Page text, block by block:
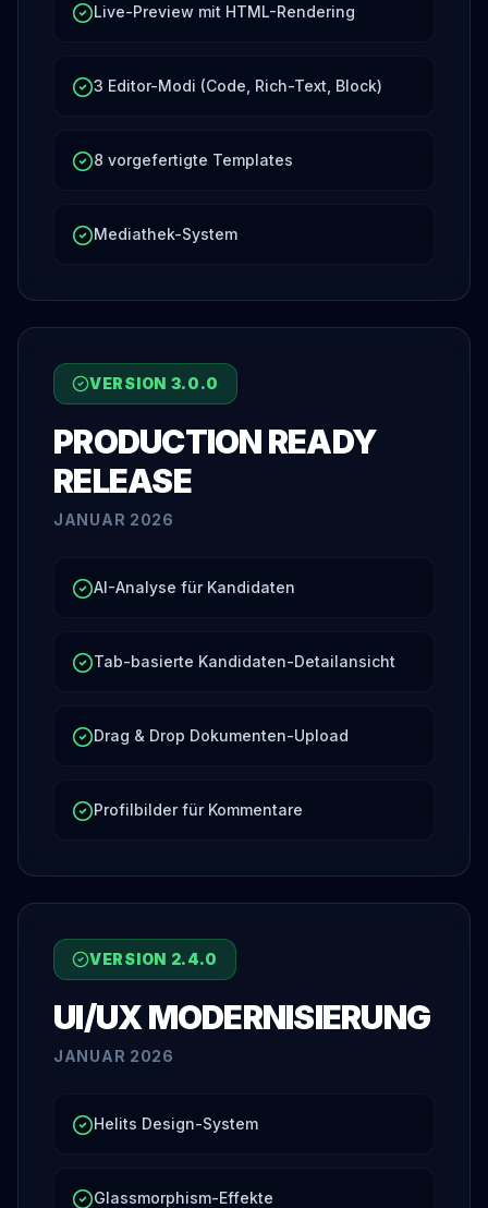
Live-Preview mit HTML-Rendering
3 Editor-Modi (Code, Rich-Text, Block)
8 vorgefertigte Templates
Mediathek-System
VERSION 3.0.0
PRODUCTION READY
RELEASE
JANUAR 2026
AI-Analyse für Kandidaten
Tab-basierte Kandidaten-Detailansicht
Drag & Drop Dokumenten-Upload
Profilbilder für Kommentare
VERSION 2.4.0
UI/UX MODERNISIERUNG
JANUAR 2026
Helits Design-System
Glassmorphism-Effekte